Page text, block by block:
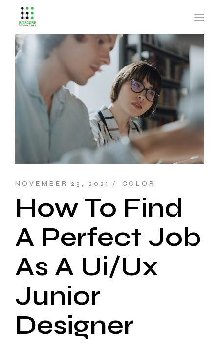
NOVEMBER 23, 2021 COLOR
How To Find
A Perfect Job
As A Ui/Ux
Junior
Designer